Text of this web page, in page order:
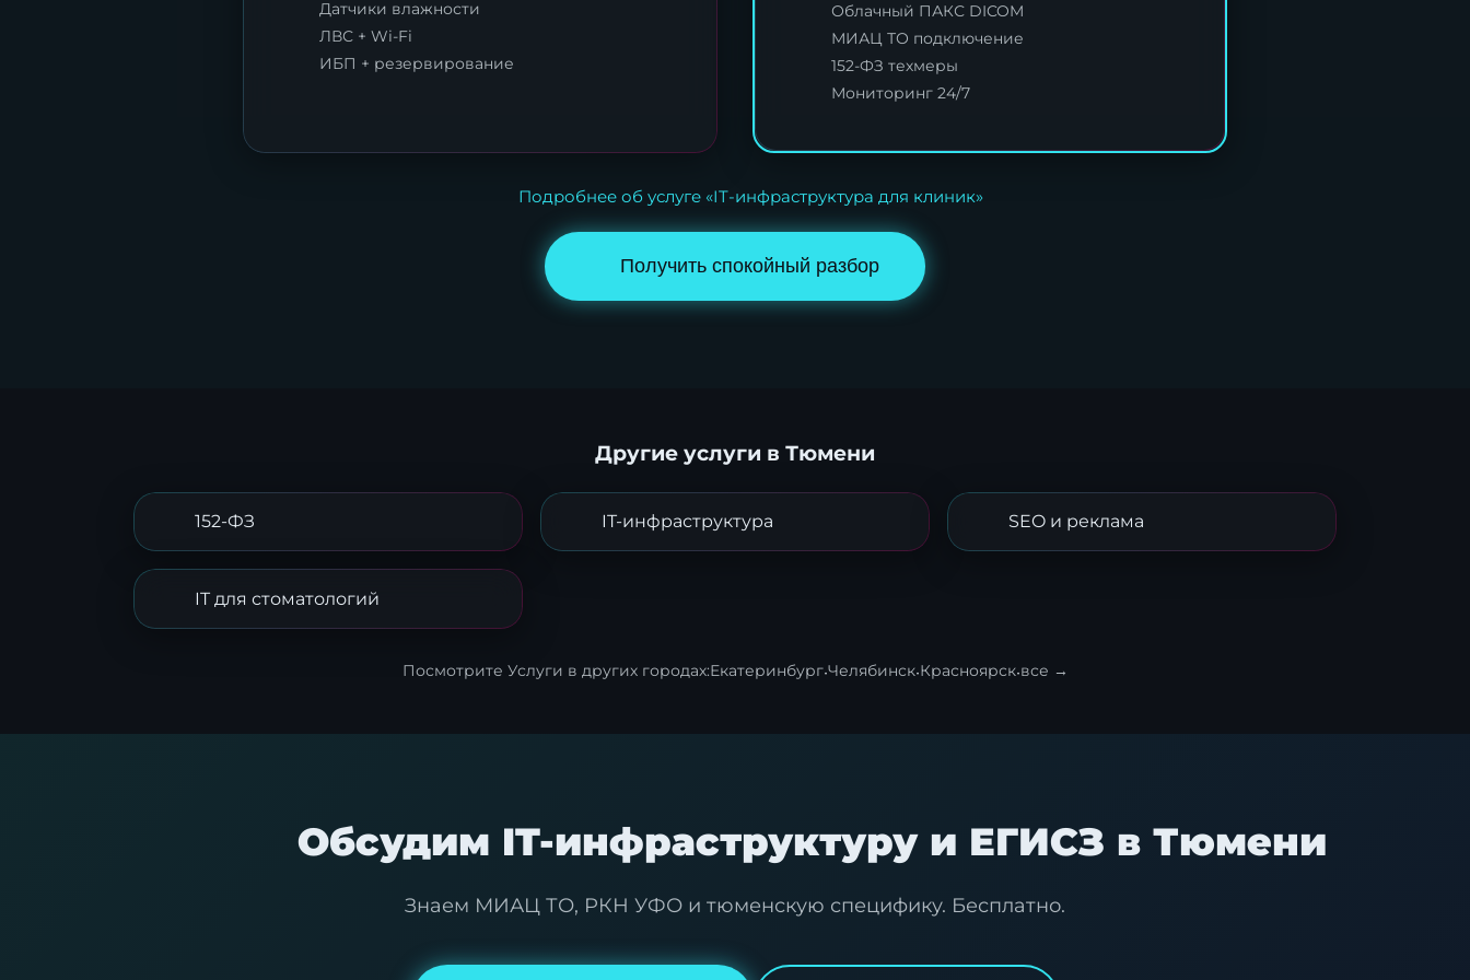
Датчики влажности
ЛВС + Wi-Fi
ИБП + резервирование
Облачный ПАКС DICOM
МИАЦ ТО подключение
152-ФЗ техмеры
Мониторинг 24/7
Подробнее об услуге «IT-инфраструктура для клиник»
Получить спокойный разбор
Другие услуги в Тюмени
152-ФЗ IT-инфраструктура SEO и реклама
IT для стоматологий
Посмотрите Услуги в других городах:Екатеринбург·Челябинск·Красноярск·все →
Обсудим IT-инфраструктуру и ЕГИСЗ в Тюмени
Знаем МИАЦ ТО, РКН УФО и тюменскую специфику. Бесплатно.